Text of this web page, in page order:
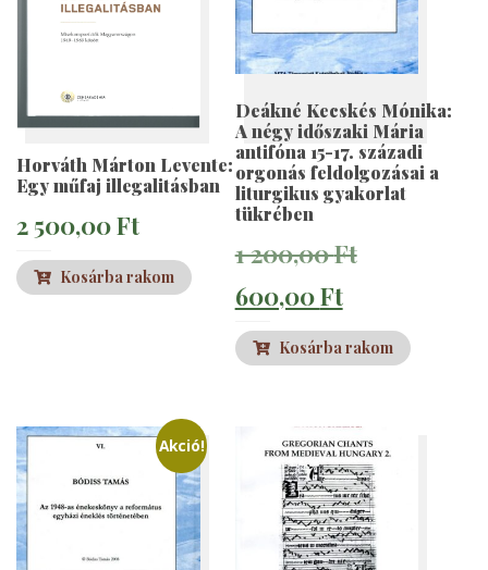
Horváth Márton Levente:
Egy műfaj illegalitásban
2 500,00Ft
Kosárba rakom
Deákné Kecskés Mónika:
A négy időszaki Mária
antifóna 15-17. századi
orgonás feldolgozásai a
liturgikus gyakorlat
tükrében
1 200,00FtOriginal
was:
200,00 Ft.
600,00FtCurrent
price
600,00 Ft.
Kosárba rakom
Akció!